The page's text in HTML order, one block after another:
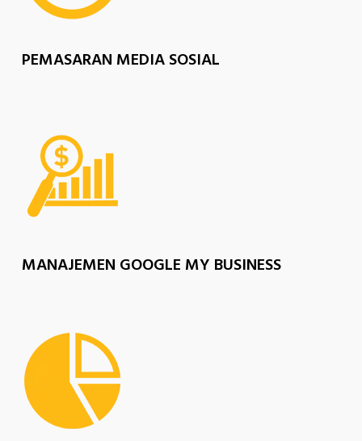
PEMASARAN MEDIA SOSIAL
MANAJEMEN GOOGLE MY BUSINESS